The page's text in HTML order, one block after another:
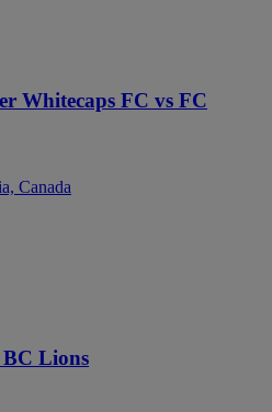
Whitecaps FC vs FC
Canada
Lions